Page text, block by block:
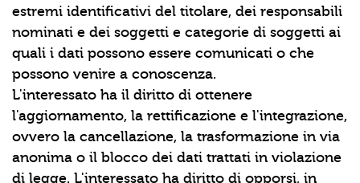
estremi identificativi del titolare, dei responsabili
nominati e dei soggetti e categorie di soggetti ai
quali i dati possono essere comunicati o che
possono venire a conoscenza.
L'interessato ha il diritto di ottenere
l'aggiornamento, la rettificazione e l'integrazione,
ovvero la cancellazione, la trasformazione in via
anonima o il blocco dei dati trattati in violazione
di legge. L'interessato ha diritto di opporsi, in